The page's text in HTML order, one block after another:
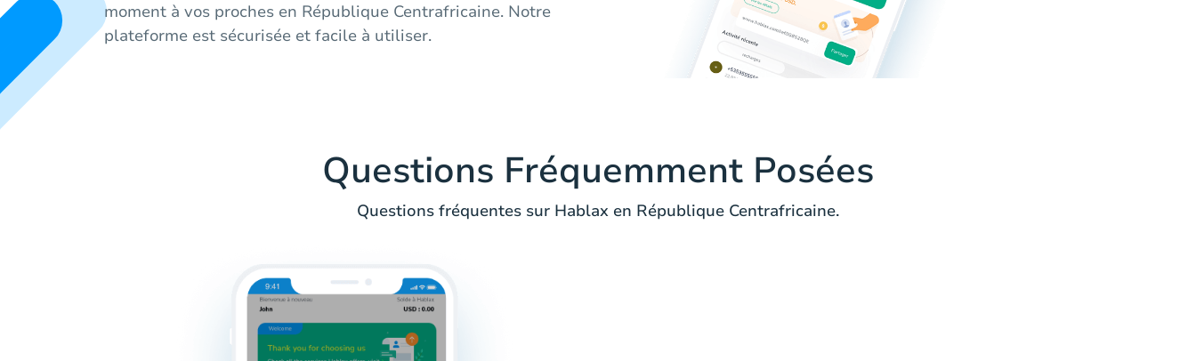
moment à vos proches en République Centrafricaine. Notre
plateforme est sécurisée et facile à utiliser.
Questions Fréquemment Posées
Questions fréquentes sur Hablax en République Centrafricaine.